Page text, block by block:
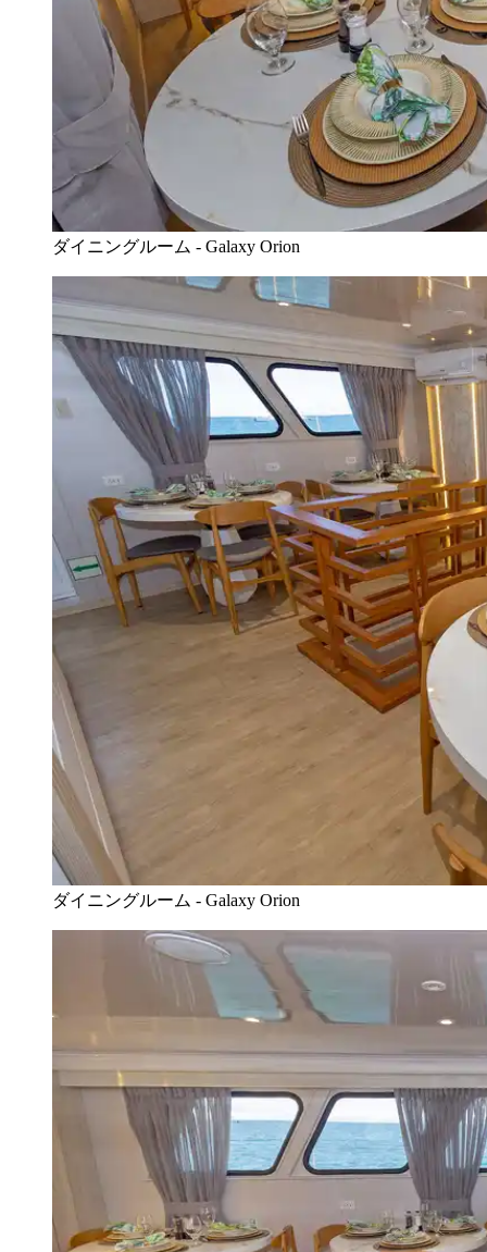
ダイニングルーム - Galaxy Orion
ダイニングルーム - Galaxy Orion